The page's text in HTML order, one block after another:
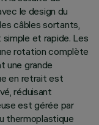
le design du
câbles sortants,
et rapide. Les
rotation complète
une grande
en retrait est
réduisant
est gérée par
thermoplastique